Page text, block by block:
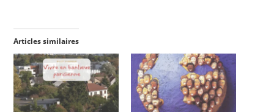
Articles similaires